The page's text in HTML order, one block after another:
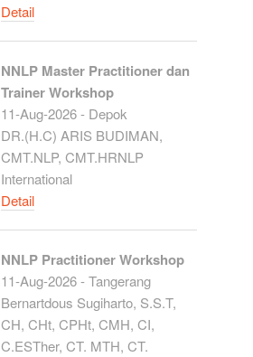
Detail
NNLP Master Practitioner dan
Trainer Workshop
11-Aug-2026 - Depok
DR.(H.C) ARIS BUDIMAN,
CMT.NLP, CMT.HRNLP
International
Detail
NNLP Practitioner Workshop
11-Aug-2026 - Tangerang
Bernartdous Sugiharto, S.S.T,
CH, CHt, CPHt, CMH, CI,
C.ESTher, CT. MTH, CT.